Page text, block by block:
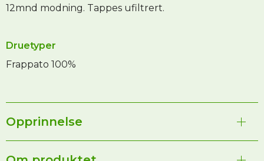
12mnd modning. Tappes ufiltrert.
Druetyper
Frappato 100%
Opprinnelse